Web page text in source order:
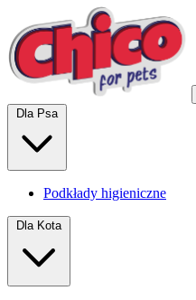
Dla Psa
Podkłady higieniczne
Dla Kota